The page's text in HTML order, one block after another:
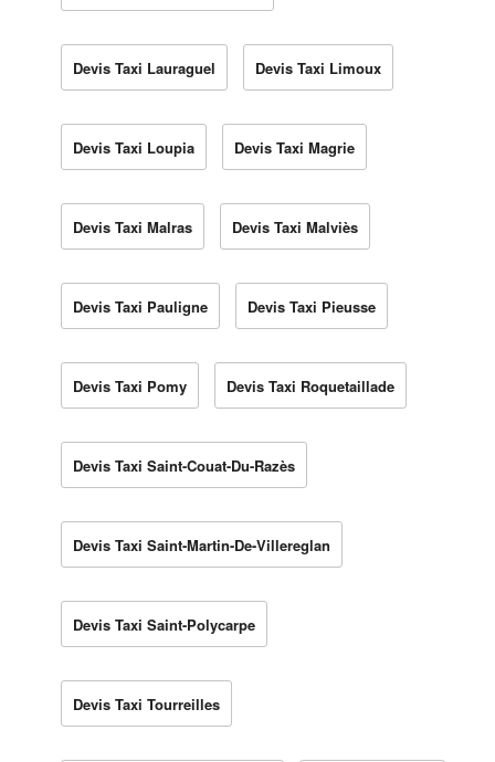
Devis Taxi Lauraguel Devis Taxi Limoux
Devis Taxi Loupia Devis Taxi Magrie
Devis Taxi Malras Devis Taxi Malviès
Devis Taxi Pauligne Devis Taxi Pieusse
Devis Taxi Pomy Devis Taxi Roquetaillade
Devis Taxi Saint-Couat-Du-Razès
Devis Taxi Saint-Martin-De-Villereglan
Devis Taxi Saint-Polycarpe
Devis Taxi Tourreilles